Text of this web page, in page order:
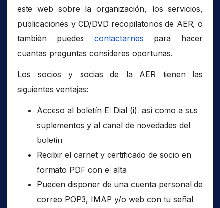
este web sobre la organización, los servicios,
publicaciones y CD/DVD recopilatorios de AER, o
también puedes contactarnos para hacer
cuantas preguntas consideres oportunas.
Los socios y socias de la AER tienen las
siguientes ventajas:
Acceso al boletín El Dial (i), así como a sus
suplementos y al canal de novedades del
boletín
Recibir el carnet y certificado de socio en
formato PDF con el alta
Pueden disponer de una cuenta personal de
correo POP3, IMAP y/o web con tu señal